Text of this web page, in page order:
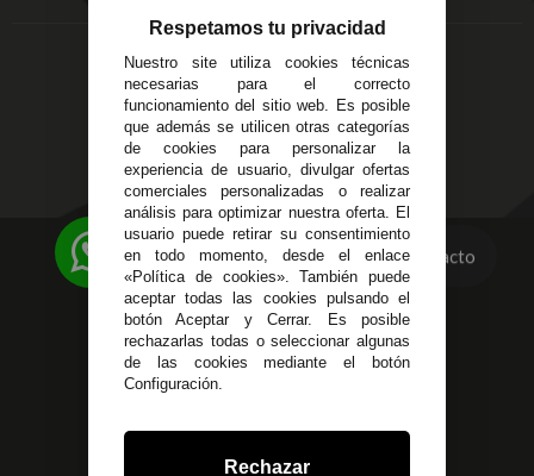
14
Alzira - Valencia
C/ Esplugues, 135
Devoluciones
Política de Privacidad
Pago Seguro
Terminos y
Condiciones Generales
Políticas de Cookies
623 23 31 98
Atendemos Whatsapp
955 44 45 43/955 44 45 44
info@steielectronica.com
Avenida Plaza de Toros,
Local 3 Écija (Sevilla)
Contacto
Respetamos tu privacidad
Nuestro site utiliza cookies técnicas
necesarias para el correcto
funcionamiento del sitio web. Es posible
que además se utilicen otras categorías
de cookies para personalizar la
experiencia de usuario, divulgar ofertas
comerciales personalizadas o realizar
análisis para optimizar nuestra oferta. El
usuario puede retirar su consentimiento
en todo momento, desde el enlace
«Política de cookies». También puede
aceptar todas las cookies pulsando el
botón Aceptar y Cerrar. Es posible
rechazarlas todas o seleccionar algunas
de las cookies mediante el botón
Configuración.
Rechazar